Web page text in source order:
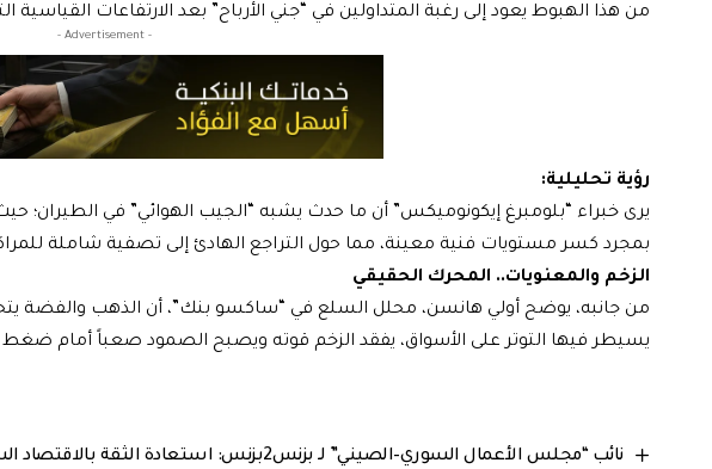
من هذا الهبوط يعود إلى رغبة المتداولين في “جني الأرباح” بعد الارتفاعات
- Advertisement -
رؤية تحليلية:
يرى خبراء “بلومبرغ إيكونوميكس” أن ما حدث يشبه “الجيب الهوائي” في الطيران؛
بمجرد كسر مستويات فنية معينة، مما حول التراجع الهادئ إلى تصفية شاملة
الزخم والمعنويات.. المحرك الحقيقي
من جانبه، يوضح أولي هانسن، محلل السلع في “ساكسو بنك”، أن الذهب والفضة
يسيطر فيها التوتر على الأسواق، يفقد الزخم قوته ويصبح الصمود صعباً أمام ضغط
نائب “مجلس الأعمال السوري–الصيني” لـ بزنس2بزنس: استعادة الثقة بالاقتصاد السوري تفتح نافذة استثمارية جديدة